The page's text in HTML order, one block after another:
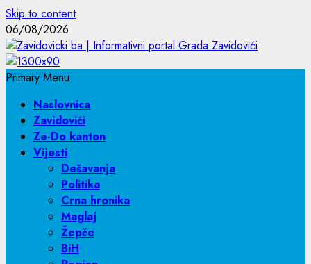
Skip to content
06/08/2026
Primary Menu
Naslovnica
Zavidovići
Ze-Do kanton
Vijesti
Dešavanja
Politika
Crna hronika
Maglaj
Žepče
BiH